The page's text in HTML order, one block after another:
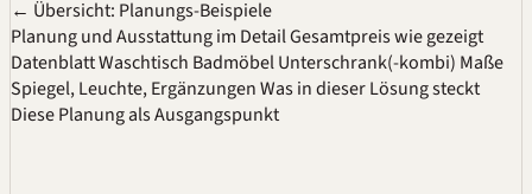
← Übersicht: Planungs-Beispiele
Planung und Ausstattung im DetailGesamtpreis wie gezeigt
DatenblattWaschtisch BadmöbelUnterschrank(-kombi) Maße
Spiegel, Leuchte, ErgänzungenWas in dieser Lösung steckt
Diese Planung als Ausgangspunkt